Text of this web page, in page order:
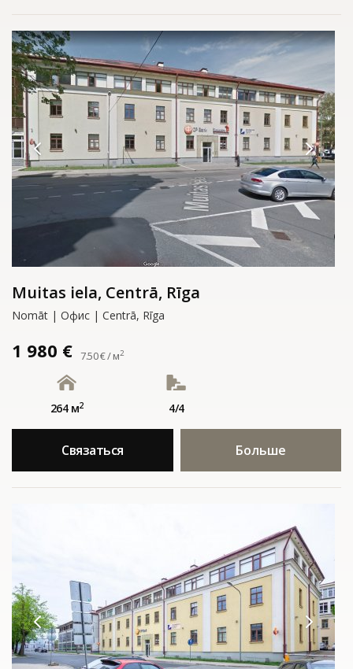
Muitas iela, Centrā, Rīga
Nomāt | Офис | Centrā, Rīga
1 980 € 7.50 € / м2
264 м2 4/4
Связаться Больше